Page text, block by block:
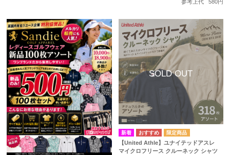
参考上代
580円
【United Athle】ユナイテッドアスレ
マイクロフリース クルーネック シャツ